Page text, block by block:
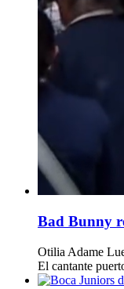
Bad Bunny
Otilia Adame
El cantante